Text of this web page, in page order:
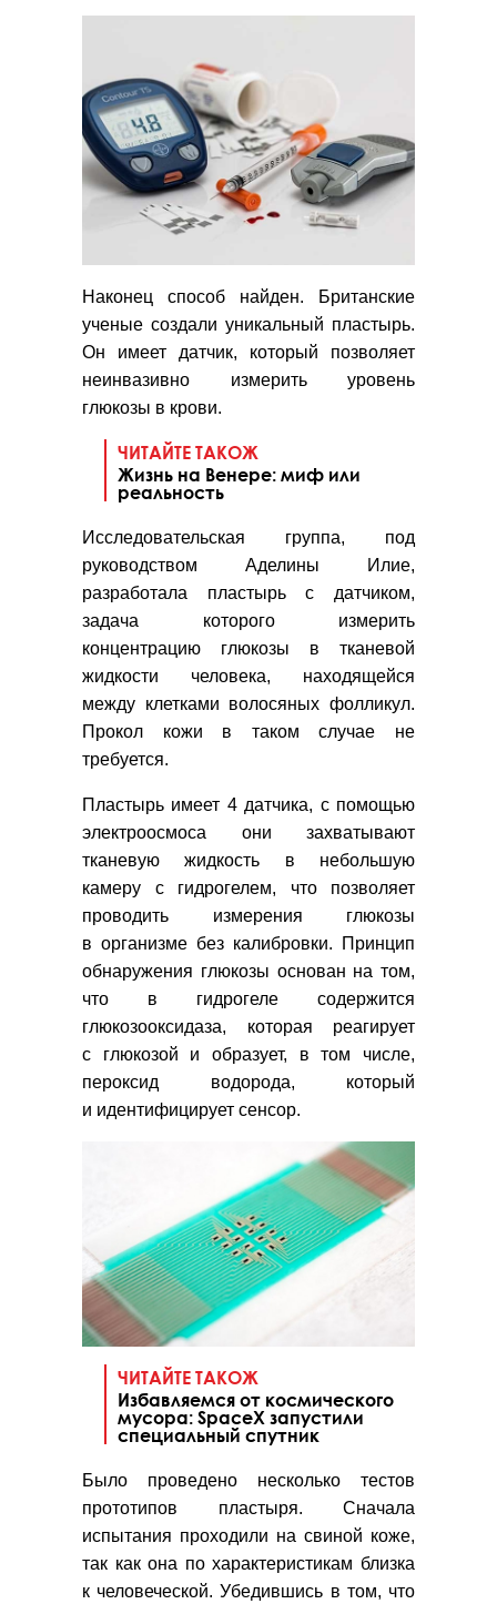
Наконец способ найден. Британские
ученые создали уникальный пластырь.
Он имеет датчик, который позволяет
неинвазивно измерить уровень
глюкозы в крови.
ЧИТАЙТЕ ТАКОЖ
Жизнь на Венере: миф или
реальность
Исследовательская группа, под
руководством Аделины Илие,
разработала пластырь с датчиком,
задача которого измерить
концентрацию глюкозы в тканевой
жидкости человека, находящейся
между клетками волосяных фолликул.
Прокол кожи в таком случае не
требуется.
Пластырь имеет 4 датчика, с помощью
электроосмоса они захватывают
тканевую жидкость в небольшую
камеру с гидрогелем, что позволяет
проводить измерения глюкозы
в организме без калибровки. Принцип
обнаружения глюкозы основан на том,
что в гидрогеле содержится
глюкозооксидаза, которая реагирует
с глюкозой и образует, в том числе,
пероксид водорода, который
и идентифицирует сенсор.
ЧИТАЙТЕ ТАКОЖ
Избавляемся от космического
мусора: SpaceX запустили
специальный спутник
Было проведено несколько тестов
прототипов пластыря. Сначала
испытания проходили на свиной коже,
так как она по характеристикам близка
к человеческой. Убедившись в том, что